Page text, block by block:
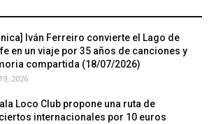
Iván Ferreiro convierte el Lago de
en un viaje por 35 años de canciones y
compartida (18/07/2026)
2026
Loco Club propone una ruta de
internacionales por 10 euros